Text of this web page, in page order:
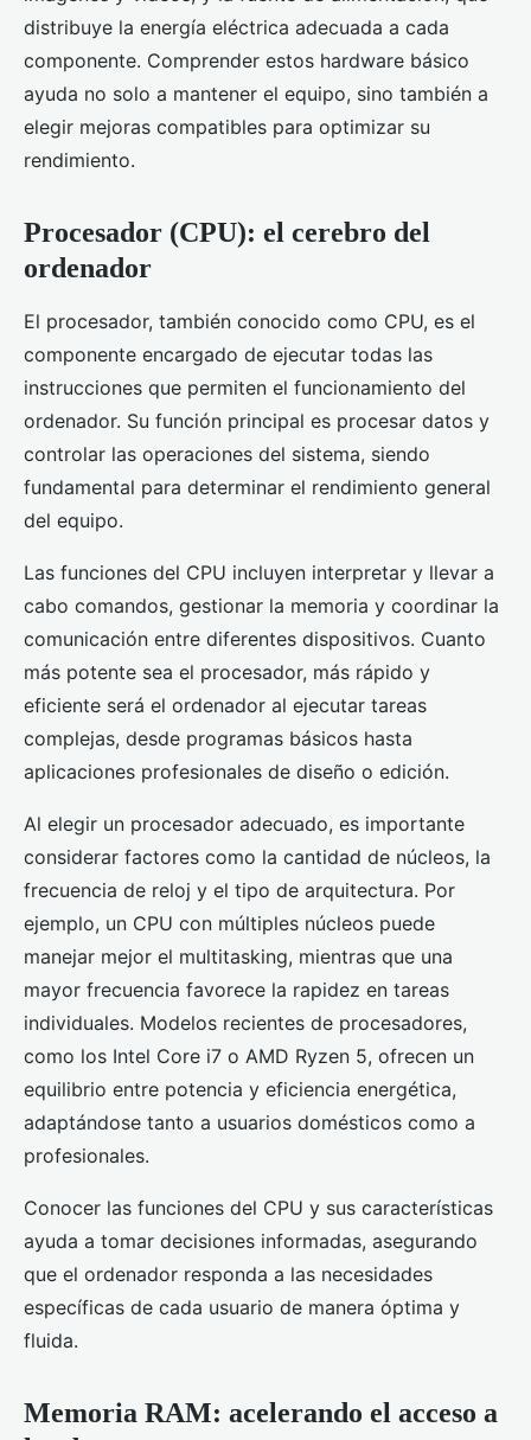
distribuye la energía eléctrica adecuada a cada
componente. Comprender estos hardware básico
ayuda no solo a mantener el equipo, sino también a
elegir mejoras compatibles para optimizar su
rendimiento.
Procesador (CPU): el cerebro del
ordenador
El procesador, también conocido como CPU, es el
componente encargado de ejecutar todas las
instrucciones que permiten el funcionamiento del
ordenador. Su función principal es procesar datos y
controlar las operaciones del sistema, siendo
fundamental para determinar el rendimiento general
del equipo.
Las funciones del CPU incluyen interpretar y llevar a
cabo comandos, gestionar la memoria y coordinar la
comunicación entre diferentes dispositivos. Cuanto
más potente sea el procesador, más rápido y
eficiente será el ordenador al ejecutar tareas
complejas, desde programas básicos hasta
aplicaciones profesionales de diseño o edición.
Al elegir un procesador adecuado, es importante
considerar factores como la cantidad de núcleos, la
frecuencia de reloj y el tipo de arquitectura. Por
ejemplo, un CPU con múltiples núcleos puede
manejar mejor el multitasking, mientras que una
mayor frecuencia favorece la rapidez en tareas
individuales. Modelos recientes de procesadores,
como los Intel Core i7 o AMD Ryzen 5, ofrecen un
equilibrio entre potencia y eficiencia energética,
adaptándose tanto a usuarios domésticos como a
profesionales.
Conocer las funciones del CPU y sus características
ayuda a tomar decisiones informadas, asegurando
que el ordenador responda a las necesidades
específicas de cada usuario de manera óptima y
fluida.
Memoria RAM: acelerando el acceso a